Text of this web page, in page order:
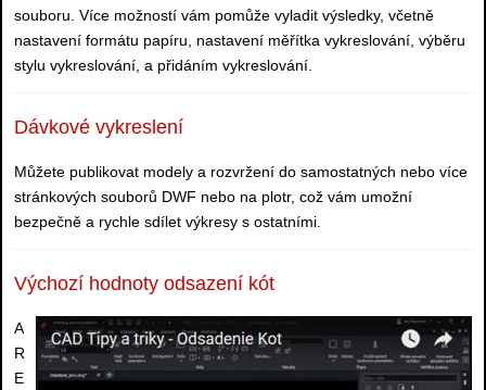
souboru. Více možností vám pomůže vyladit výsledky, včetně
nastavení formátu papíru, nastavení měřítka vykreslování, výběru
stylu vykreslování, a přidáním vykreslování.
Dávkové vykreslení
Můžete publikovat modely a rozvržení do samostatných nebo více
stránkových souborů DWF nebo na plotr, což vám umožní
bezpečně a rychle sdílet výkresy s ostatními.
Výchozí hodnoty odsazení kót
A
R
E